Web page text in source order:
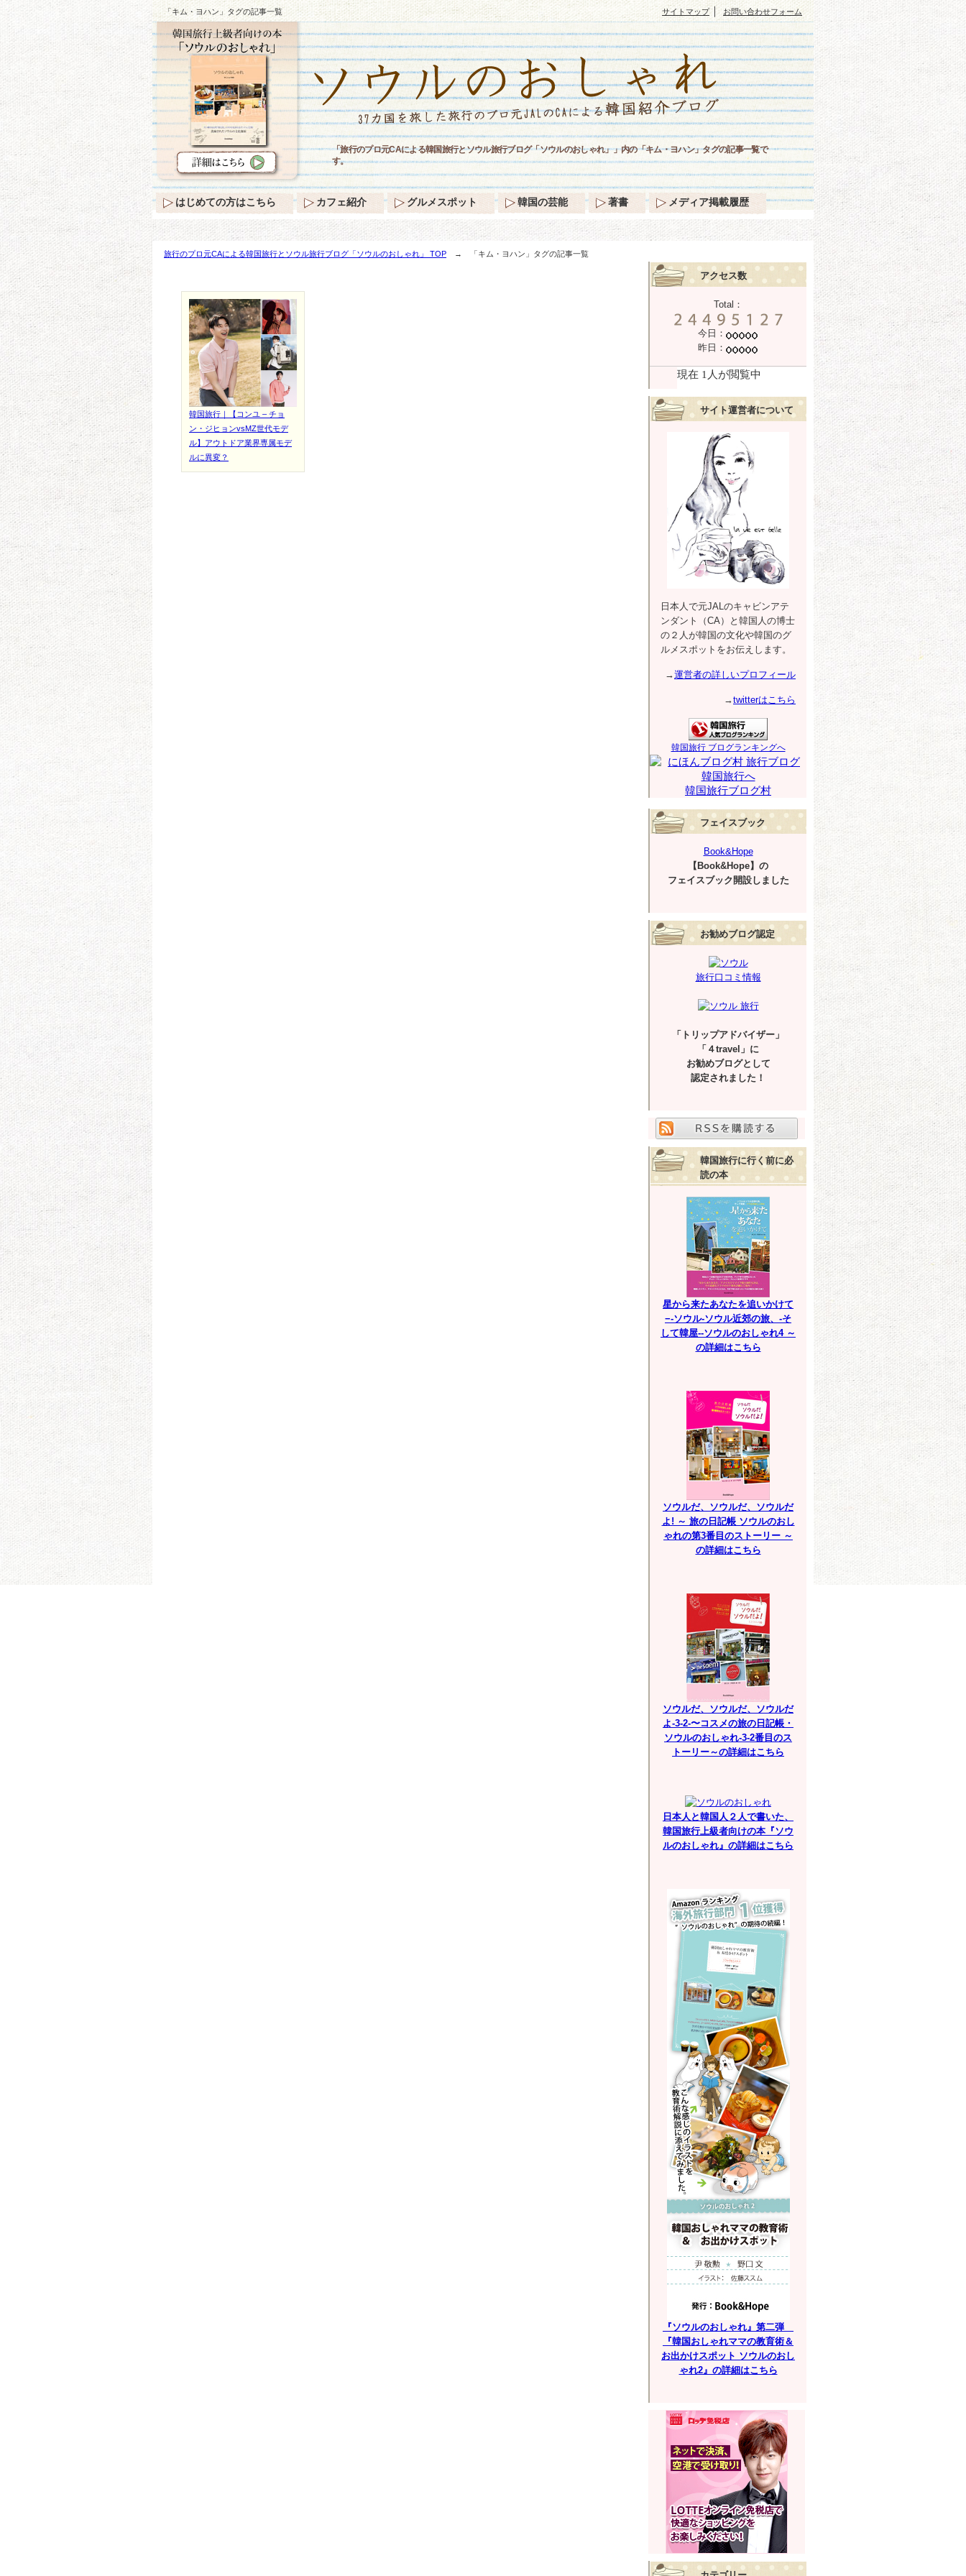
「キム・ヨハン」タグの記事一覧
旅行のプロ元CAによる韓国旅行とソウル旅行ブログ「ソウルのおしゃれ」 TOP → 「キム・ヨハン」タグの記事一覧
韓国旅行｜【コンユ – チョ
ン・ジヒョンvsMZ世代モデ
ル】アウトドア業界専属モデ
ルに異変？
アクセス数
Total：
今日：
昨日：
サイト運営者について
日本人で元JALのキャビンアテ
ンダント（CA）と韓国人の博士
の２人が韓国の文化や韓国のグ
ルメスポットをお伝えします。
→運営者の詳しいプロフィール
→twitterはこちら
韓国旅行 ブログランキングへ
韓国旅行ブログ村
フェイスブック
Book&Hope
【Book&Hope】の
フェイスブック開設しました
お勧めブログ認定
旅行口コミ情報
「トリップアドバイザー」
「４travel」に
お勧めブログとして
認定されました！
韓国旅行に行く前に必
読の本
星から来たあなたを追いかけて
−-ソウル-ソウル近郊の旅、-そ
して韓屋--ソウルのおしゃれ4 ～
の詳細はこちら
ソウルだ、ソウルだ、ソウルだ
よ! ～ 旅の日記帳 ソウルのおし
ゃれの第3番目のストーリー ～
の詳細はこちら
ソウルだ、ソウルだ、ソウルだ
よ-3-2-〜コスメの旅の日記帳・
ソウルのおしゃれ-3-2番目のス
トーリー～の詳細はこちら
日本人と韓国人２人で書いた、
韓国旅行上級者向けの本『ソウ
ルのおしゃれ』の詳細はこちら
『ソウルのおしゃれ』第二弾
『韓国おしゃれママの教育術＆
お出かけスポット ソウルのおし
ゃれ2』の詳細はこちら
「旅行のプロ元CAによる韓国旅行とソウル旅行ブログ「ソウルのおしゃれ」」内の「キム・ヨハン」タグの記事一覧で
す。
サイトマップ｜ お問い合わせフォーム
はじめての方はこちら カフェ紹介 グルメスポット 韓国の芸能 著書 メディア掲載履歴